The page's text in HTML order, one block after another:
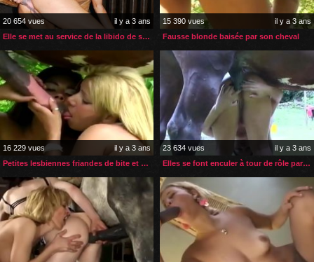
20 654 vues
il y a 3 ans
Elle se met au service de la libido de son cheval en rut
15 390 vues
il y a 3 ans
Fausse blonde baisée par son cheval
16 229 vues
il y a 3 ans
Petites lesbiennes friandes de bite et de sperme de cheval
23 634 vues
il y a 3 ans
Elles se font enculer à tour de rôle par le cheval du voisin